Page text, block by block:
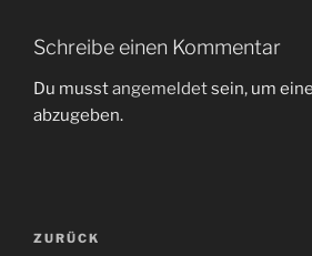
Schreibe einen Kommentar
Du musstangemeldetsein, um
abzugeben.
Beitragsnavigation
Vorheriger
ZURÜCK